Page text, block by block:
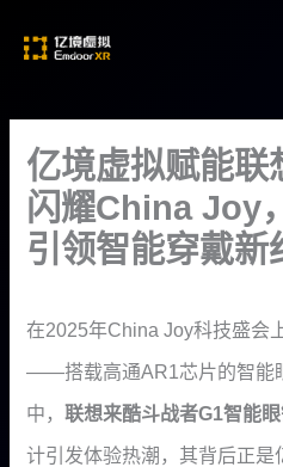
亿境虚拟赋能联
闪耀China Joy
引领智能穿戴新
在2025年China Joy科技盛会
——搭载高通AR1芯片的智能
中，联想来酷斗战者G1智能
计引发体验热潮，其背后正是